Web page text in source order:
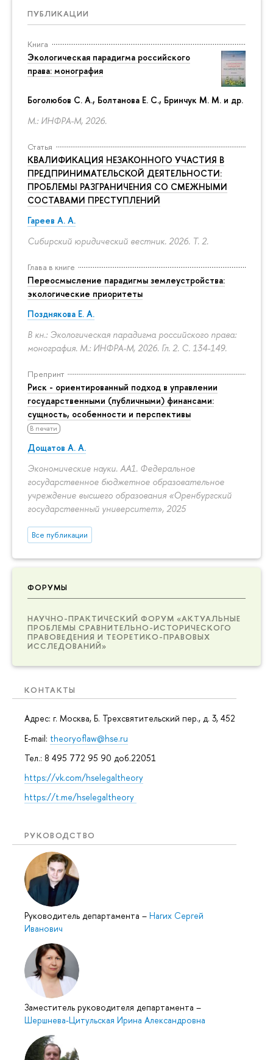
ПУБЛИКАЦИИ
Книга
Экологическая парадигма российского
права: монография
Боголюбов С. А., Болтанова Е. С., Бринчук М. М. и др.
М.: ИНФРА-М, 2026.
Статья
КВАЛИФИКАЦИЯ НЕЗАКОННОГО УЧАСТИЯ В
ПРЕДПРИНИМАТЕЛЬСКОЙ ДЕЯТЕЛЬНОСТИ:
ПРОБЛЕМЫ РАЗГРАНИЧЕНИЯ СО СМЕЖНЫМИ
СОСТАВАМИ ПРЕСТУПЛЕНИЙ
Гареев А. А.
Сибирский юридический вестник. 2026. Т. 2.
Глава в книге
Переосмысление парадигмы землеустройства:
экологические приоритеты
Позднякова Е. А.
В кн.: Экологическая парадигма российского права:
монография. М.: ИНФРА-М, 2026. Гл. 2. С. 134-149.
Препринт
Риск - ориентированный подход в управлении
государственными (публичными) финансами:
сущность, особенности и перспективы
В печати
Дощатов А. А.
Экономические науки. АА1. Федеральное
государственное бюджетное образовательное
учреждение высшего образования «Оренбургский
государственный университет», 2025
Все публикации
ФОРУМЫ
НАУЧНО-ПРАКТИЧЕСКИЙ ФОРУМ «АКТУАЛЬНЫЕ
ПРОБЛЕМЫ СРАВНИТЕЛЬНО-ИСТОРИЧЕСКОГО
ПРАВОВЕДЕНИЯ И ТЕОРЕТИКО-ПРАВОВЫХ
ИССЛЕДОВАНИЙ»
КОНТАКТЫ
Адрес: г. Москва, Б. Трехсвятительский пер., д. 3, 452
E-mail: theoryoflaw@hse.ru
Тел.: 8 495 772 95 90 доб.22051
https://vk.com/hselegaltheory
https://t.me/hselegaltheory
РУКОВОДСТВО
Руководитель департамента – Нагих Сергей
Иванович
Заместитель руководителя департамента –
Шершнева-Цитульская Ирина Александровна